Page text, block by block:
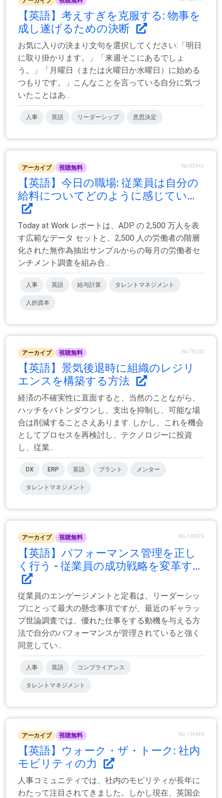
【英語】考えすぎを克服する: 物事を
成し遂げるための決断
お気に入りの決まり文句を選択してください:「明日
に取り掛かります。」「来週そこにあるでしょ
う。」「月曜日（または火曜日か水曜日）に始める
つもりです。」こんなことを言っている自分に気づ
いたことはあ...
人事 英語 リーダーシップ 意思決定
アーカイブ 視聴無料 No.95945
【英語】今日の職場: 従業員は自分の
給料についてどのように感じてい...
Today at Work レポートは、ADP の 2,500 万人を表
す広範なデータ セットと、2,500 人の労働者の階層
化された無作為抽出サンプルからの毎月の労働者セ
ンチメント調査を組み合...
人事 英語 給与計算 タレントマネジメント
人的資本
アーカイブ 視聴無料 No.78203
【英語】景気後退時に組織のレジリ
エンスを構築する方法
経済の不確実性に直面すると、当然のことながら、
ハッチをバトンダウンし、支出を抑制し、可能な場
合は削減することさえあります. しかし、これを機会
としてプロセスを再検討し、テクノロジーに投資
し、従業...
DX ERP 英語 プラント メンター
タレントマネジメント
アーカイブ 視聴無料 No.128076
【英語】パフォーマンス管理を正し
く行う - 従業員の成功戦略を変革す...
従業員のエンゲージメントと定着は、リーダーシッ
プにとって最大の懸念事項ですが、最近のギャラッ
プ世論調査では、優れた仕事をする動機を与える方
法で自分のパフォーマンスが管理されていると強く
同意してい...
人事 英語 コンプライアンス
タレントマネジメント
アーカイブ 視聴無料 No.124046
【英語】ウォーク・ザ・トーク: 社内
モビリティの力
人事コミュニティでは、社内のモビリティが長年に
わたって注目されてきました。しかし現在、英国企